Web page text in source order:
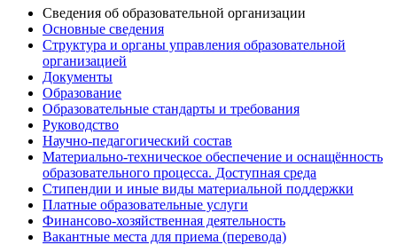
Сведения об образовательной организации
Основные сведения
Структура и органы управления образовательной
организацией
Документы
Образование
Образовательные стандарты и требования
Руководство
Научно-педагогический состав
Материально-техническое обеспечение и оснащённость
образовательного процесса. Доступная среда
Стипендии и иные виды материальной поддержки
Платные образовательные услуги
Финансово-хозяйственная деятельность
Вакантные места для приема (перевода)